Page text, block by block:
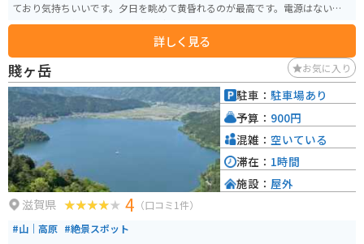
ており気持ちいいです。夕日を眺めて黄昏れるのが最高です。電源はないので
過ごしやすい気候を選ぶか、冬は防寒対策をしっかりして訪れてください。
詳しく見る
賤ヶ岳 お気に入り
滋賀県 4 （口コミ1件）
#山｜高原 #絶景スポット
駐車： 駐車場あり
予算： 900円
混雑： 空いている
滞在： 1時間
施設： 屋外